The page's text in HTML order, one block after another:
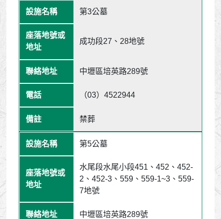
第3公墓
成功段27、28地號
中壢區培英路289號
（03）4522944
禁葬
第5公墓
水尾段水尾小段451、452、452-
2、452-3、559、559-1~3、559-
7地號
中壢區培英路289號